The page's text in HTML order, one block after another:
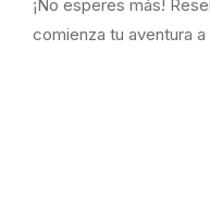
¡No esperes más!
comienza tu aventura